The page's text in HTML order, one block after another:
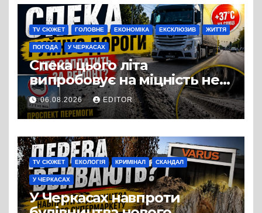
виробництвом м’яса птиці
TV СЮЖЕТ ГОЛОВНЕ ЕКОНОМІКА ЕКСКЛЮЗИВ ЖИТТЯ
ПОГОДА У ЧЕРКАСАХ
Спека цього літа
випробовує на міцність не
лише людей, а й дороги
Черкас
06.08.2026 EDITOR
TV СЮЖЕТ ЕКОЛОГІЯ КРИМІНАЛ СКАНДАЛ
У ЧЕРКАСАХ
У Черкасах навпроти